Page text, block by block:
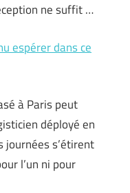
ne suffit …
espérer dans ce
à Paris peut
déployé en
journées s’étirent
l’un ni pour